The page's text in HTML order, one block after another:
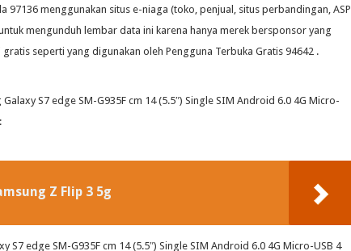
97136 menggunakan situs e-niaga (toko, penjual, situs perbandingan, ASP
mengunduh lembar data ini karena hanya merek bersponsor yang
seperti yang digunakan oleh Pengguna Terbuka Gratis 94642 .
S7 edge SM-G935F cm 14 (5.5″) Single SIM Android 6.0 4G Micro-
Z Flip 3 5g
S7 edge SM-G935F cm 14 (5.5″) Single SIM Android 6.0 4G Micro-USB 4